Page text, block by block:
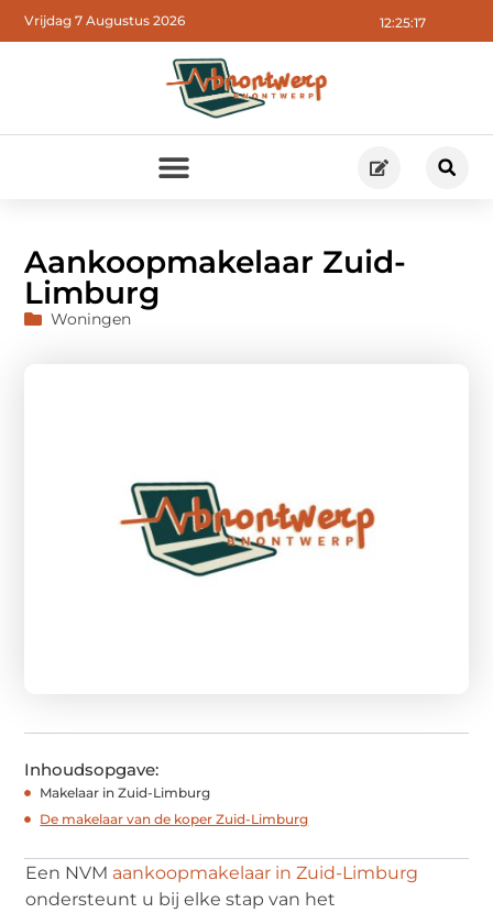
12:25:18
Vrijdag 7 Augustus 2026
Aankoopmakelaar Zuid-
Limburg
Woningen
Inhoudsopgave:
Makelaar in Zuid-Limburg
De makelaar van de koper Zuid-Limburg
Een NVM aankoopmakelaar in Zuid-Limburg
ondersteunt u bij elke stap van het